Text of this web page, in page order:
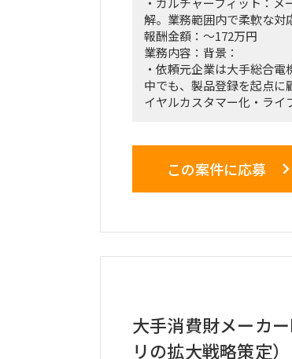
解。業務範囲内で柔軟な対
報酬金額：～172万円
業務内容：背景：
・依頼元企業は大手総合電
中でも、製品登録を起点に
イヤルカスタマー化・ラ
・依頼元組織はD2C（パ
回しきるには、土台となる
・データ統合／製販オペ
頻度で売上状況を見て在庫
踏まえて事業計画・販売計
この案件に応募
大手消費財メーカ
リの拡大戦略策定）